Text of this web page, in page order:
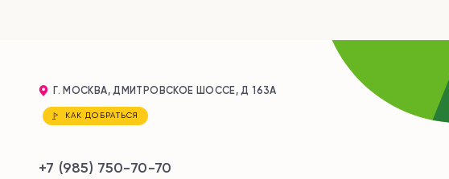
Г. МОСКВА, ДМИТРОВСКОЕ ШОССЕ, Д 163А
КАК ДОБРАТЬСЯ
+7 (985) 750-70-70